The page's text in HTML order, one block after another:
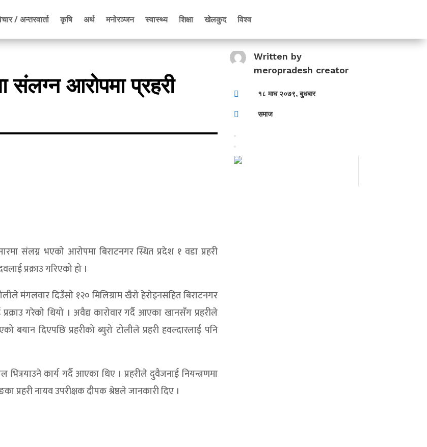
/ अन्तरवार्ता कृषि अर्थ मनोरञ्जन स्वास्थ्य शिक्षा खेलकुद विश्व
संलग्न आरोपमा प्रहरी
Written by
meropradesh creator
 १८ माघ २०७९, बुधबार
 समाज
संलग्न भएको आरोपमा बिराटनगर स्थित प्रदेश १ वडा प्रहरी
प्रक्राउ गरिएको हो ।
मंगलवार दिउँसो १२० मिलिग्राम खैरो हेरोइनसहित बिराटनगर
गरेको थियो । अवैद्य कारोवार गर्दै आएका खानसँग प्रहरीले
बयान दिएपछि प्रहरीको ब्युरो टोलीले प्रहरी हवल्दारलाई पनि
कार्य गर्दै आएका थिए । प्रहरीले दुवैजनाई नियन्त्रणमा
प्रहरी नायव उपरीक्षक दीपक श्रेष्ठले जानकारी दिए ।